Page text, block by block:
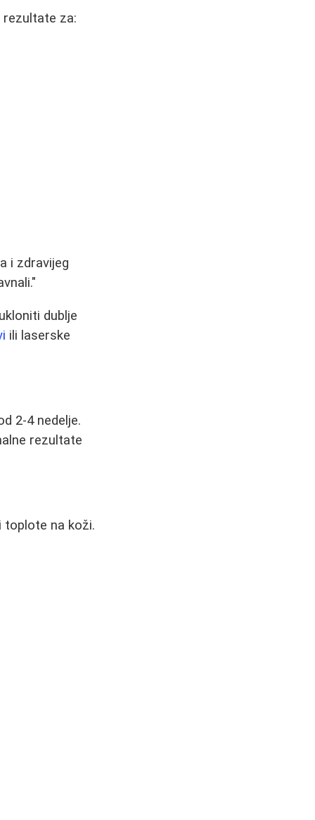
rezultate za:
i zdravijeg
dublje
ili laserske
2-4 nedelje.
rezultate
toplote na koži.